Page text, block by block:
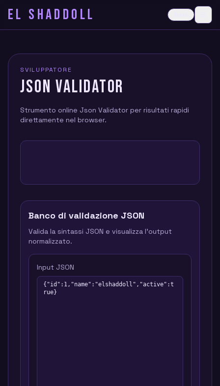
EL SHADDOLL
SVILUPPATORE
JSON VALIDATOR
Strumento online Json Validator per risultati rapidi
direttamente nel browser.
Banco di validazione JSON
Valida la sintassi JSON e visualizza l'output
normalizzato.
Input JSON